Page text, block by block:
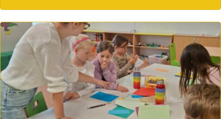
týmu
hledáme
školního
psychologa